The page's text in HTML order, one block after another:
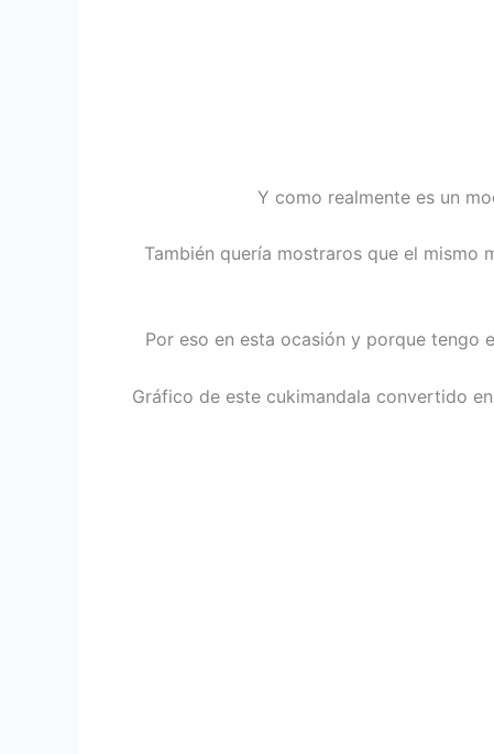
Y como realmente es un
También quería mostraros que el mismo
Por eso en esta ocasión y porque tengo
Gráfico de este cukimandala convertido